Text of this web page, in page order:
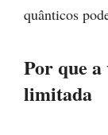
quânticos
Por que
limitada